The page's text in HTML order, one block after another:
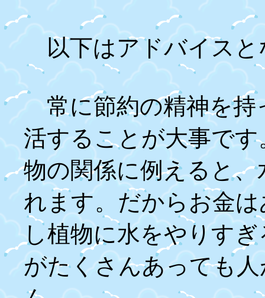
以下はアドバイスと
常に節約の精神を持
活することが大事で
物の関係に例えると
れます。だからお金
し植物に水をやりす
がたくさんあっても